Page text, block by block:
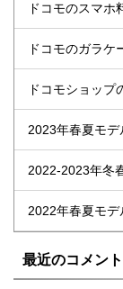
ドコモのスマホ
ドコモのガラケ
ドコモショップ
2023年春夏モデ
2022-2023年冬
2022年春夏モデ
最近のコメント